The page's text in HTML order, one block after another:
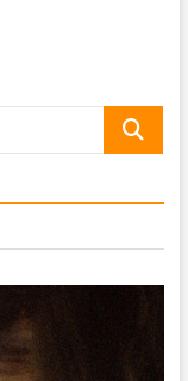
keresés